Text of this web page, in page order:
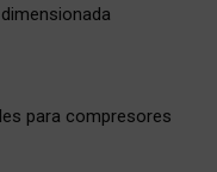
para compresores